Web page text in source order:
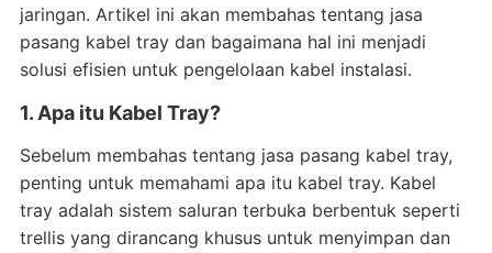
jaringan. Artikel ini akan membahas tentang jasa
pasang kabel tray dan bagaimana hal ini menjadi
solusi efisien untuk pengelolaan kabel instalasi.
1. Apa itu Kabel Tray?
Sebelum membahas tentang jasa pasang kabel tray,
penting untuk memahami apa itu kabel tray. Kabel
tray adalah sistem saluran terbuka berbentuk seperti
trellis yang dirancang khusus untuk menyimpan dan